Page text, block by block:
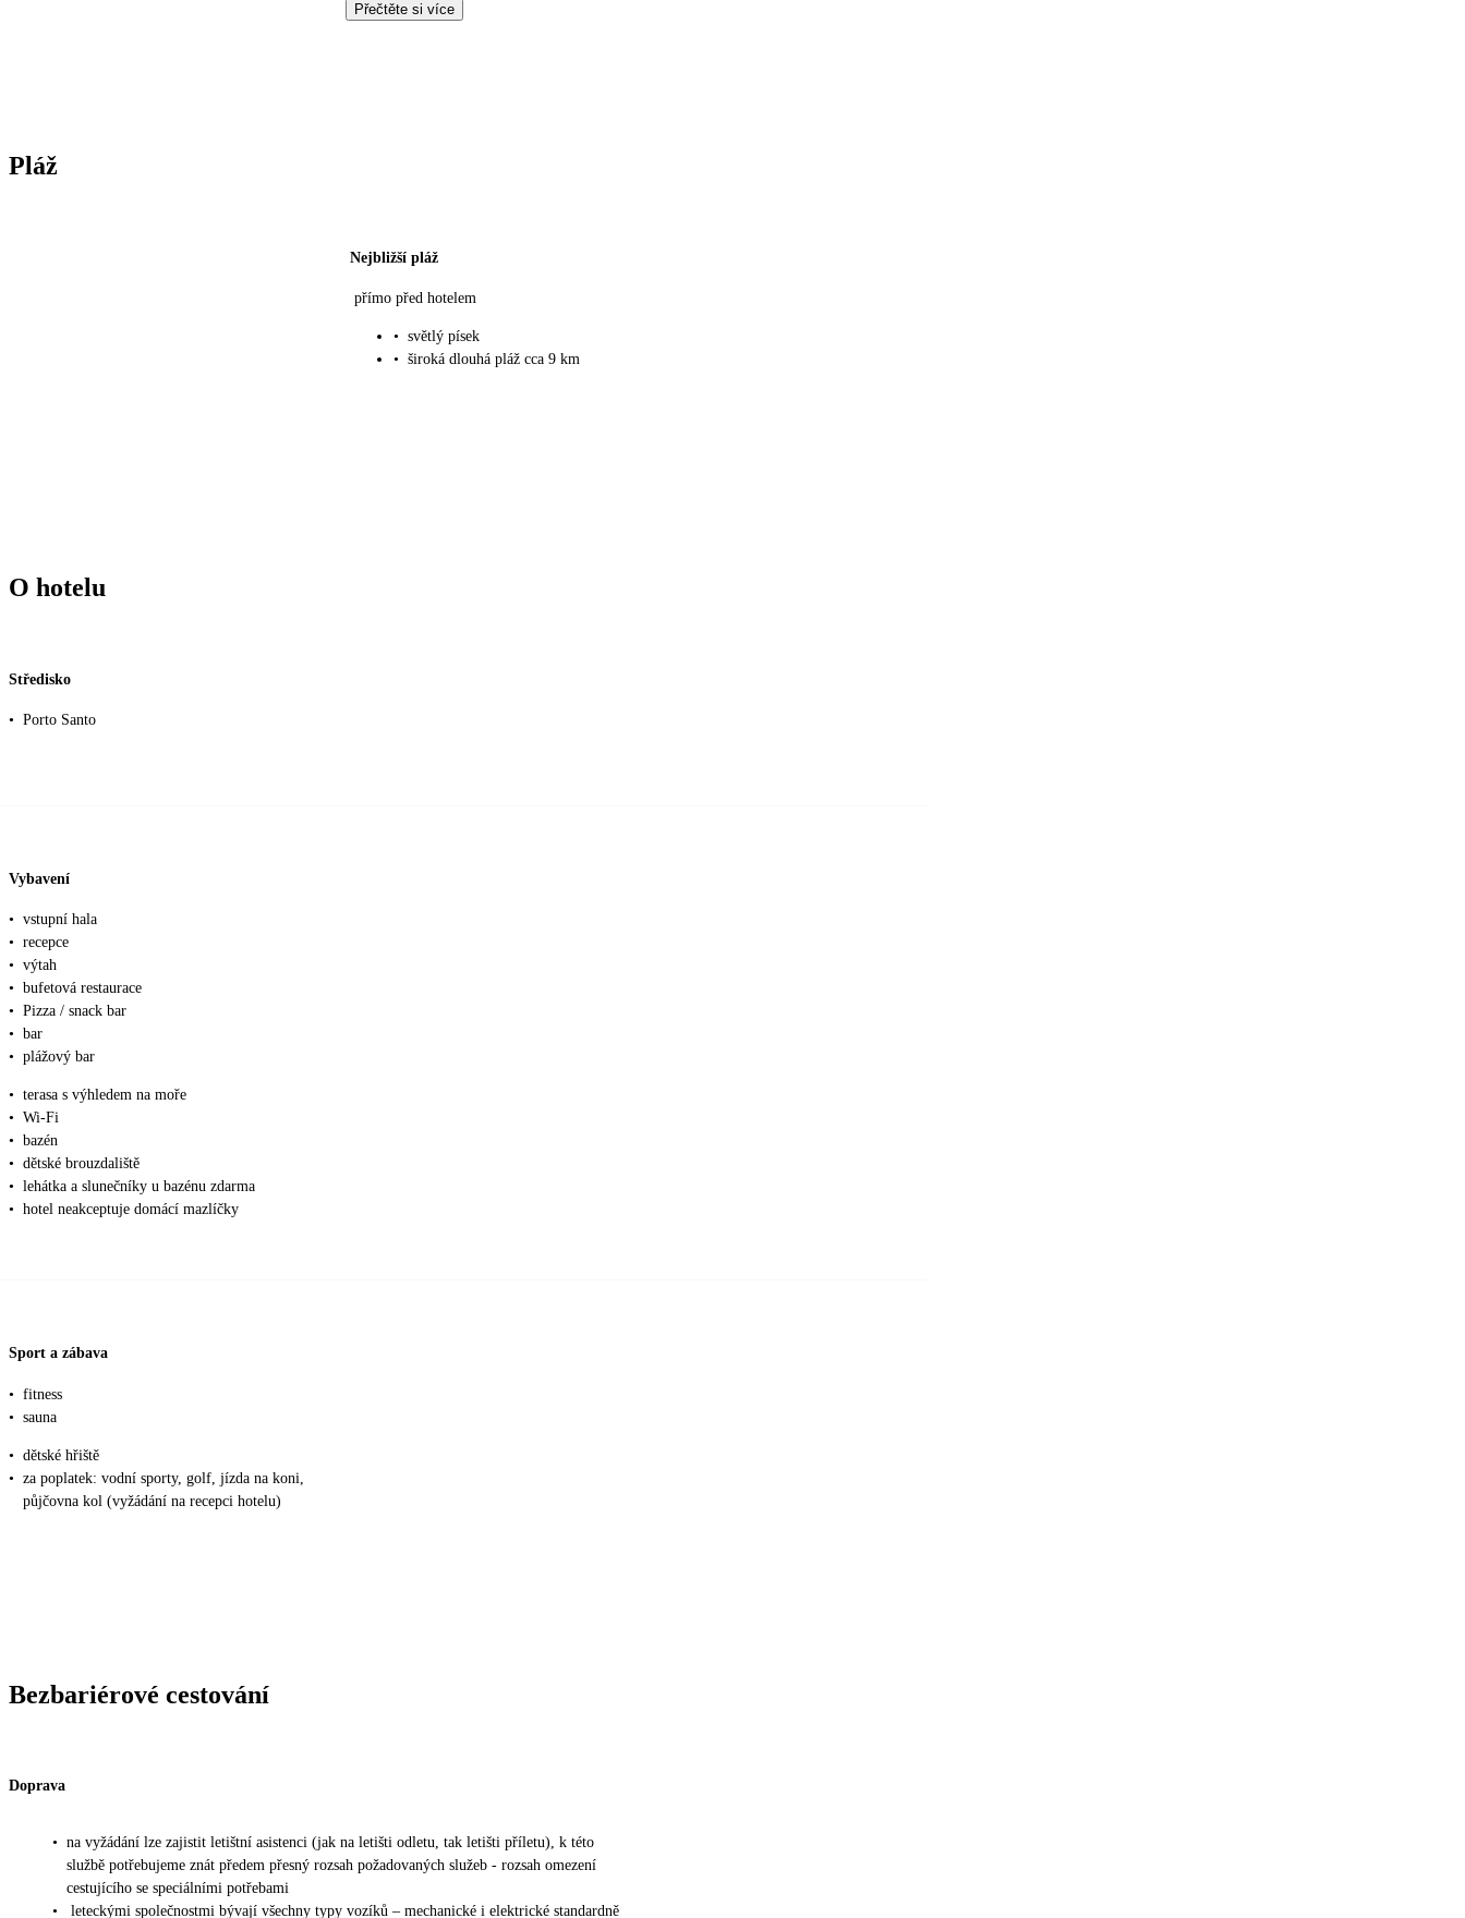
Přečtěte si více
Pláž
Nejbližší pláž
přímo před hotelem
• světlý písek
• široká dlouhá pláž cca 9 km
O hotelu
Středisko
• Porto Santo
Vybavení
• vstupní hala
• recepce
• výtah
• bufetová restaurace
• Pizza / snack bar
• bar
• plážový bar
• terasa s výhledem na moře
• Wi-Fi
• bazén
• dětské brouzdaliště
• lehátka a slunečníky u bazénu zdarma
• hotel neakceptuje domácí mazlíčky
Sport a zábava
• fitness
• sauna
• dětské hřiště
• za poplatek: vodní sporty, golf, jízda na koni,
půjčovna kol (vyžádání na recepci hotelu)
Bezbariérové cestování
Doprava
• na vyžádání lze zajistit letištní asistenci (jak na letišti odletu, tak letišti příletu), k této
službě potřebujeme znát předem přesný rozsah požadovaných služeb - rozsah omezení
cestujícího se speciálními potřebami
•
leteckými společnostmi bývají všechny typy vozíků – mechanické i elektrické standardně